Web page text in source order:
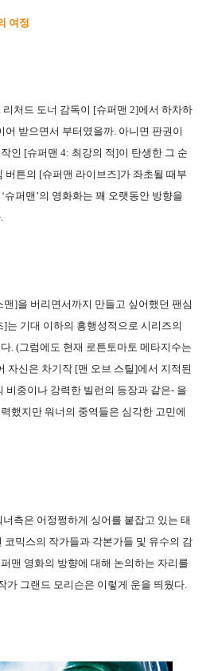
여정
처드 도너 감독이 [슈퍼맨 2]에서 하차하
어 받으면서 부터였을까. 아니면 판권이
인 [슈퍼맨 4: 최강의 적]이 탄생한 그 순
버튼의 [슈퍼맨 라이브즈]가 좌초될 때부
슈퍼맨’의 영화화는 꽤 오랫동안 방향을
]을 버리면서까지 만들고 싶어했던 팬심
는 기대 이하의 흥행성적으로 시리즈의
. (그럼에도 현재 로튼토마토 메타지수는
자신은 차기작 [맨 오브 스틸]에서 지적된
비중이나 강력한 빌런의 등장과 같은- 을
했지만 워너의 중역들은 심각한 고민에
측은 어정쩡하게 싱어를 붙잡고 있는 태
코믹스의 작가들과 각본가들 및 유수의 감
맨 영화의 방향에 대해 논의하는 자리를
가 그랜드 모리슨은 이렇게 운을 띄웠다.